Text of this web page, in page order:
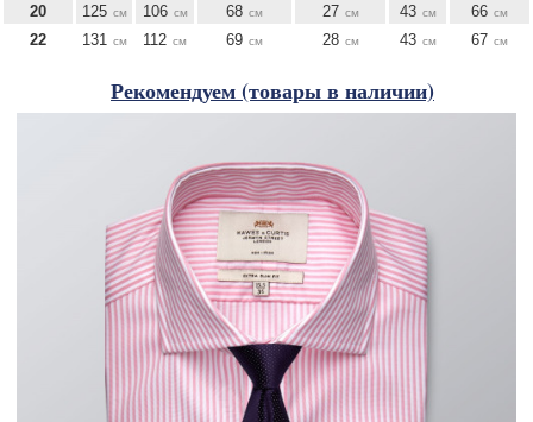
20 125 см 106 см 68 см 27 см 43 см 66 см
22 131 см 112 см 69 см 28 см 43 см 67 см
Рекомендуем (товары в наличии)